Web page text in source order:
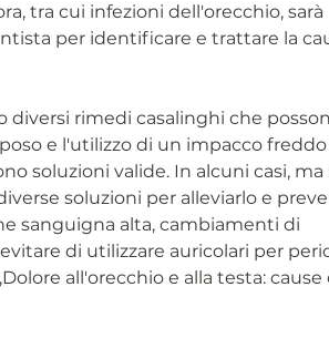
tra cui infezioni dell'orecchio, sarà
per identificare e trattare la
diversi rimedi casalinghi che
e l'utilizzo di un impacco
soluzioni valide. In alcuni casi, ma
soluzioni per alleviarlo e
sanguigna alta, cambiamenti di
di utilizzare auricolari per
all'orecchio e alla testa: cause